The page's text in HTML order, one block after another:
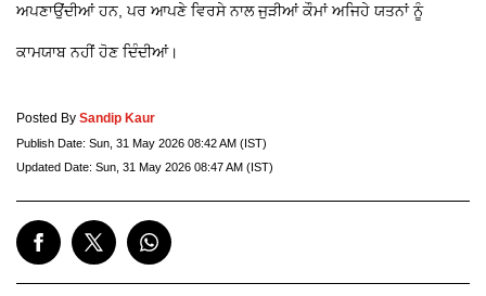
ਅਪਣਾਉਂਦੀਆਂ ਹਨ, ਪਰ ਆਪਣੇ ਵਿਰਸੇ ਨਾਲ ਜੁੜੀਆਂ ਕੌਮਾਂ ਅਜਿਹੇ ਯਤਨਾਂ ਨੂੰ
ਕਾਮਯਾਬ ਨਹੀਂ ਹੋਣ ਦਿੰਦੀਆਂ।
Posted By Sandip Kaur
Publish Date: Sun, 31 May 2026 08:42 AM (IST)
Updated Date: Sun, 31 May 2026 08:47 AM (IST)